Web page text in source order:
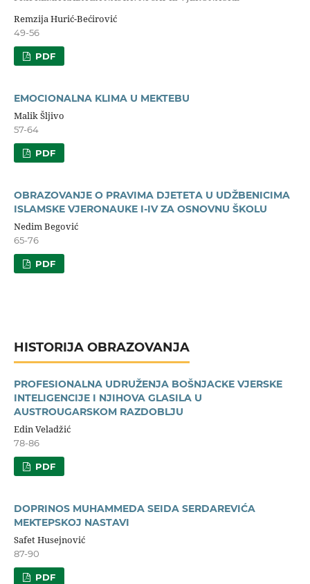
Remzija Hurić-Bećirović
49-56
PDF
EMOCIONALNA KLIMA U MEKTEBU
Malik Šljivo
57-64
PDF
OBRAZOVANJE O PRAVIMA DJETETA U UDŽBENICIMA
ISLAMSKE VJERONAUKE I-IV ZA OSNOVNU ŠKOLU
Nedim Begović
65-76
PDF
HISTORIJA OBRAZOVANJA
PROFESIONALNA UDRUŽENJA BOŠNJACKE VJERSKE
INTELIGENCIJE I NJIHOVA GLASILA U
AUSTROUGARSKOM RAZDOBLJU
Edin Veladžić
78-86
PDF
DOPRINOS MUHAMMEDA SEIDA SERDAREVIĆA
MEKTEPSKOJ NASTAVI
Safet Husejnović
87-90
PDF